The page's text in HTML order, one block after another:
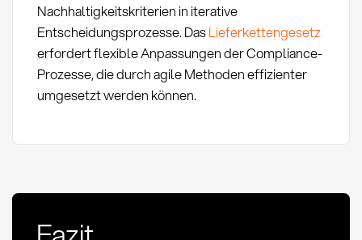
Nachhaltigkeitskriterien in iterative
Entscheidungsprozesse. DasLieferkettengesetz
erfordert flexible Anpassungen der Compliance-
Prozesse, die durch agile Methoden effizienter
umgesetzt werden können.